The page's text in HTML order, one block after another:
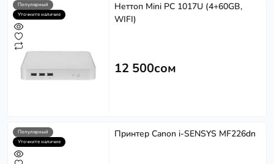
Популярный
Уточните наличие
Неттоп Mini PC 1017U (4+60GB,
WIFI)
12 500сом
Популярный
Уточните наличие
Принтер Canon i-SENSYS MF226dn